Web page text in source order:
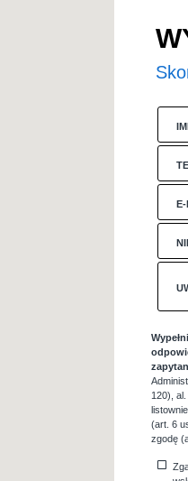
E-
120),
(art. 6
zgodę